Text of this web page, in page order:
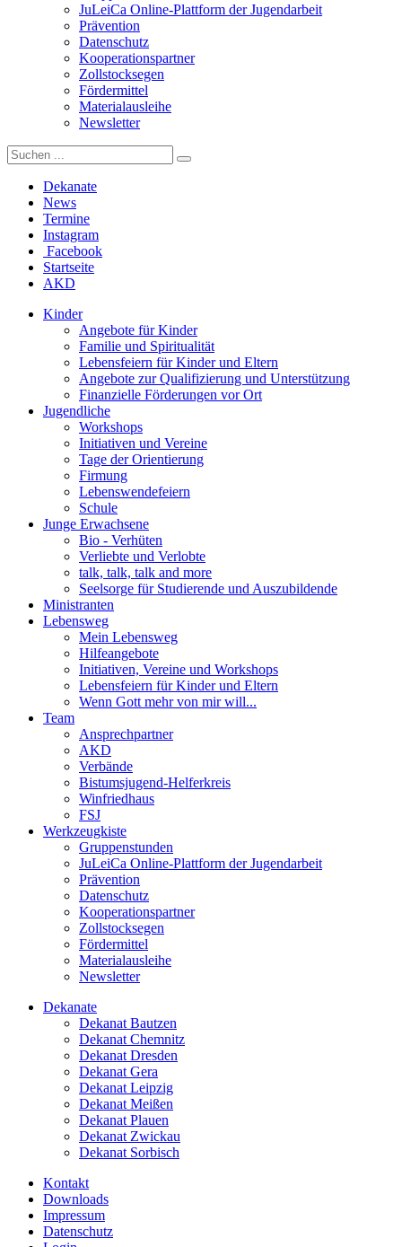
JuLeiCa Online-Plattform der Jugendarbeit
Prävention
Datenschutz
Kooperationspartner
Zollstocksegen
Fördermittel
Materialausleihe
Newsletter
Dekanate
News
Termine
Instagram
Facebook
Startseite
AKD
Kinder
Angebote für Kinder
Familie und Spiritualität
Lebensfeiern für Kinder und Eltern
Angebote zur Qualifizierung und Unterstützung
Finanzielle Förderungen vor Ort
Jugendliche
Workshops
Initiativen und Vereine
Tage der Orientierung
Firmung
Lebenswendefeiern
Schule
Junge Erwachsene
Bio - Verhüten
Verliebte und Verlobte
talk, talk, talk and more
Seelsorge für Studierende und Auszubildende
Ministranten
Lebensweg
Mein Lebensweg
Hilfeangebote
Initiativen, Vereine und Workshops
Lebensfeiern für Kinder und Eltern
Wenn Gott mehr von mir will...
Team
Ansprechpartner
AKD
Verbände
Bistumsjugend-Helferkreis
Winfriedhaus
FSJ
Werkzeugkiste
Gruppenstunden
JuLeiCa Online-Plattform der Jugendarbeit
Prävention
Datenschutz
Kooperationspartner
Zollstocksegen
Fördermittel
Materialausleihe
Newsletter
Dekanate
Dekanat Bautzen
Dekanat Chemnitz
Dekanat Dresden
Dekanat Gera
Dekanat Leipzig
Dekanat Meißen
Dekanat Plauen
Dekanat Zwickau
Dekanat Sorbisch
Kontakt
Downloads
Impressum
Datenschutz